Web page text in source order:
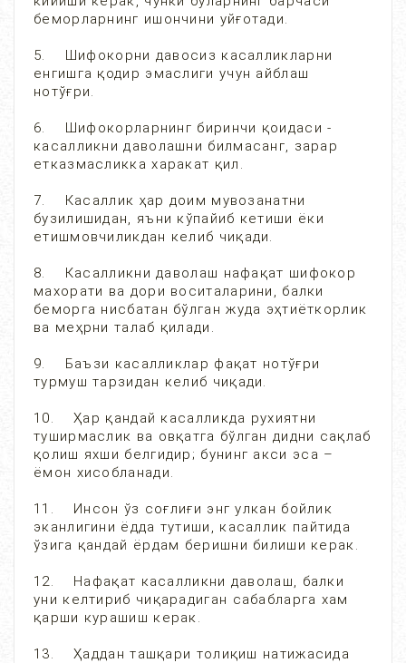
беморларнинг ишончини уйғотади.
5. Шифокорни давосиз касалликларни
енгишга қодир эмаслиги учун айблаш
нотўғри.
6. Шифокорларнинг биринчи қоидаси -
касалликни даволашни билмасанг, зарар
етказмасликка харакат қил.
7. Касаллик ҳар доим мувозанатни
бузилишидан, яъни кўпайиб кетиши ёки
етишмовчиликдан келиб чиқади.
8. Касалликни даволаш нафақат шифокор
махорати ва дори воситаларини, балки
беморга нисбатан бўлган жуда эҳтиёткорлик
ва меҳрни талаб қилади.
9. Баъзи касалликлар фақат нотўғри
турмуш тарзидан келиб чиқади.
10. Ҳар қандай касалликда рухиятни
туширмаслик ва овқатга бўлган дидни сақлаб
қолиш яхши белгидир; бунинг акси эса –
ёмон хисобланади.
11. Инсон ўз соғлиғи энг улкан бойлик
эканлигини ёдда тутиши, касаллик пайтида
ўзига қандай ёрдам беришни билиши керак.
12. Нафақат касалликни даволаш, балки
уни келтириб чиқарадиган сабабларга хам
қарши курашиш керак.
13. Ҳаддан ташқари толиқиш натижасида